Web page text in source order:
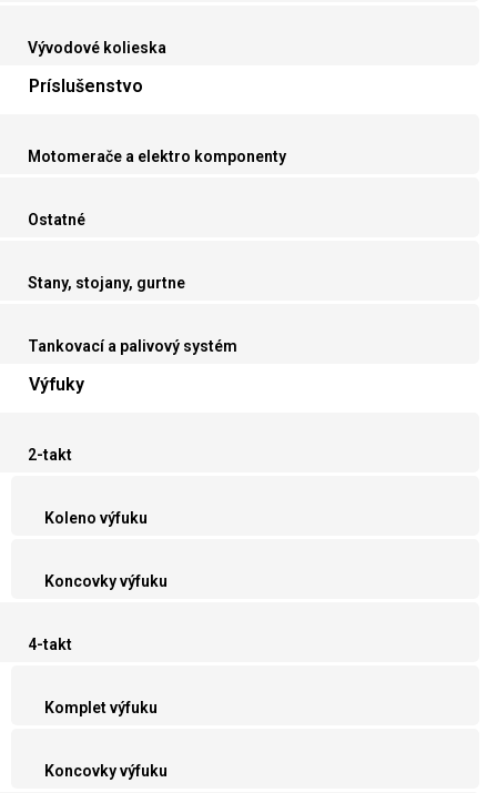
Vývodové kolieska
Príslušenstvo
Motomerače a elektro komponenty
Ostatné
Stany, stojany, gurtne
Tankovací a palivový systém
Výfuky
2-takt
Koleno výfuku
Koncovky výfuku
4-takt
Komplet výfuku
Koncovky výfuku